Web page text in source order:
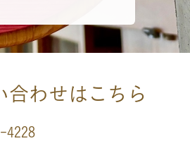
合わせはこちら
4228